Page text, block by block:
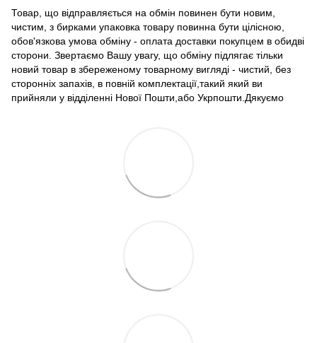
Товар, що відправляється на обмін повинен бути новим,
чистим, з бирками упаковка товару повинна бути цілісною,
обов'язкова умова обміну - оплата доставки покупцем в обидві
сторони. Звертаємо Вашу увагу, що обміну підлягає тільки
новий товар в збереженому товарному вигляді - чистий, без
сторонніх запахів, в повній комплектації,такий який ви
прийняли у відділенні Нової Пошти,або Укрпошти.Дякуємо